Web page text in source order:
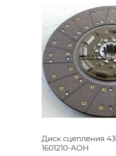
Диск сцепления
1601210-AOH